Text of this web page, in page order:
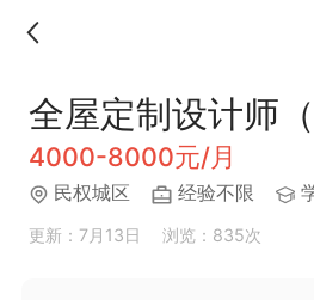
全屋定制设计师
4000-8000元/月
民权城区 经验不限
更新：7月13日 浏览：835次